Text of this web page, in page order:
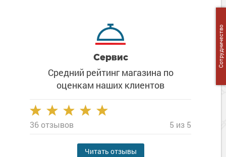
Сервис
Средний рейтинг магазина по
оценкам наших клиентов
36 отзывов 5 из 5
Читать отзывы
Сотрудничество